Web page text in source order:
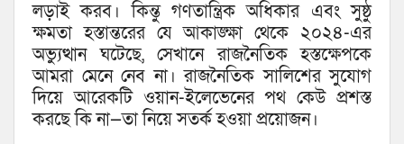
লড়াই করব। কিন্তু গণতান্ত্রিক অধিকার এবং সুষ্ঠু
ক্ষমতা হস্তান্তরের যে আকাঙ্ক্ষা থেকে ২০২৪-এর
অভ্যুত্থান ঘটেছে, সেখানে রাজনৈতিক হস্তক্ষেপকে
আমরা মেনে নেব না। রাজনৈতিক সালিশের সুযোগ
দিয়ে আরেকটি ওয়ান-ইলেভেনের পথ কেউ প্রশস্ত
করছে কি না—তা নিয়ে সতর্ক হওয়া প্রয়োজন।